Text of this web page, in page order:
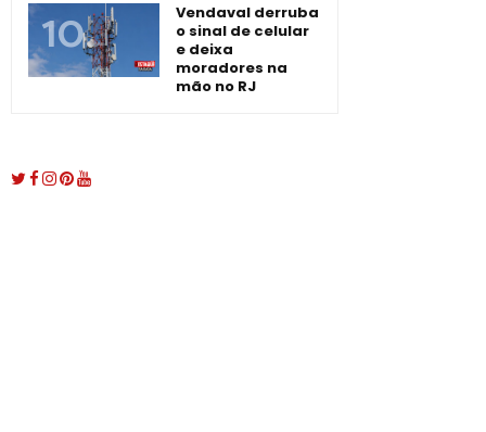
Vendaval derruba
o sinal de celular
e deixa
moradores na
mão no RJ